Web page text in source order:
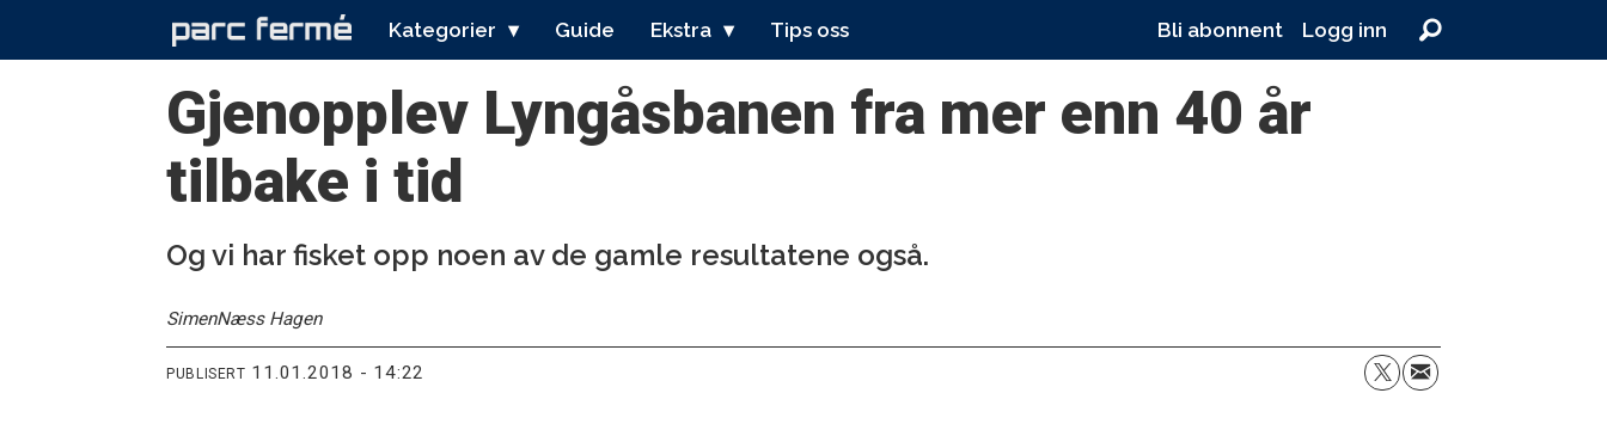
Kategorier Guide Ekstra Tips oss Bli abonnent Logg inn
Gjenopplev Lyngåsbanen fra mer enn 40 år
tilbake i tid
Og vi har fisket opp noen av de gamle resultatene også.
SimenNæss Hagen
PUBLISERT 11.01.2018 - 14:22